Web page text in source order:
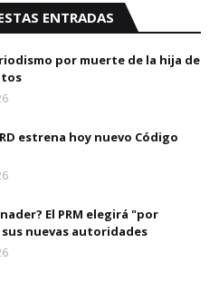
ENTRADAS
por muerte de la hija de
estrena hoy nuevo Código
El PRM elegirá "por
nuevas autoridades